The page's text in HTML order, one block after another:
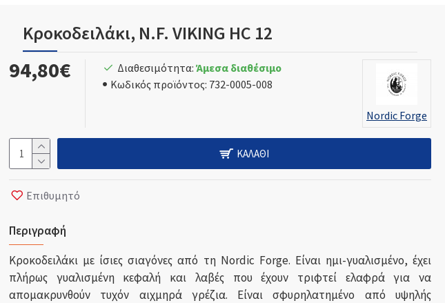
Κροκοδειλάκι, N.F. VIKING HC 12
94,80€ Διαθεσιμότητα: Άμεσα διαθέσιμο
Κωδικός προϊόντος: 732-0005-008
Nordic Forge
ΚΑΛΆΘΙ
Επιθυμητό
Περιγραφή
Κροκοδειλάκι με ίσιες σιαγόνες από τη Nordic Forge. Είναι ημι-γυαλισμένο, έχει
πλήρως γυαλισμένη κεφαλή και λαβές που έχουν τριφτεί ελαφρά για να
απομακρυνθούν τυχόν αιχμηρά γρέζια. Είναι σφυρηλατημένο από υψηλής